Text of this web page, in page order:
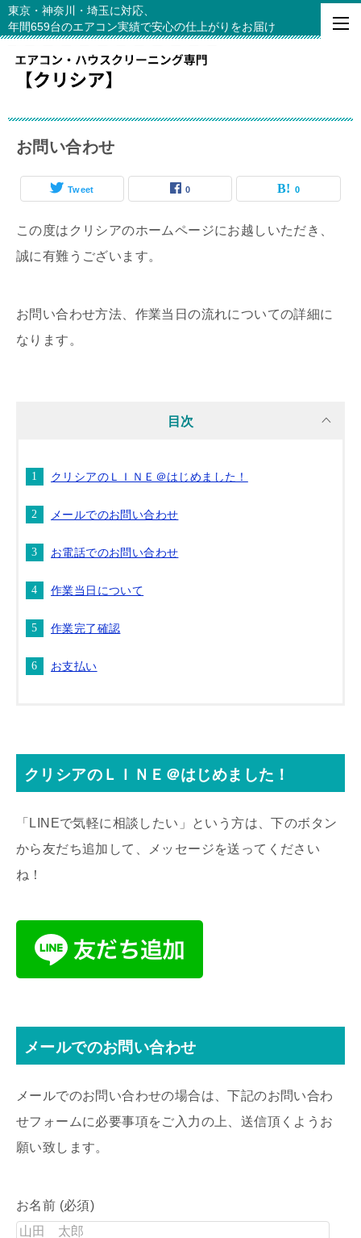
東京・神奈川・埼玉に対応、
年間659台のエアコン実績で安心の仕上がりをお届け
お問い合わせ
Tweet 0 0
この度はクリシアのホームページにお越しいただき、
誠に有難うございます。
お問い合わせ方法、作業当日の流れについての詳細に
なります。
目次
クリシアのＬＩＮＥ＠はじめました！
メールでのお問い合わせ
お電話でのお問い合わせ
作業当日について
作業完了確認
お支払い
クリシアのＬＩＮＥ＠はじめました！
「LINEで気軽に相談したい」という方は、下のボタン
から友だち追加して、メッセージを送ってください
ね！
メールでのお問い合わせ
メールでのお問い合わせの場合は、下記のお問い合わ
せフォームに必要事項をご入力の上、送信頂くようお
願い致します。
お名前 (必須)